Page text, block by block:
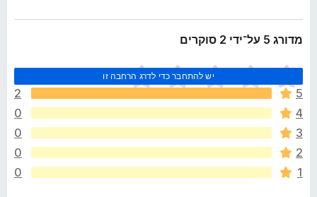
מדורג 5 על־ידי 2 סוקרים
יש להתחבר כדי לדרג הרחבה זו
א
י
ן
ד
י
ר
ו
ג
5
2
4
0
3
0
2
0
1
0